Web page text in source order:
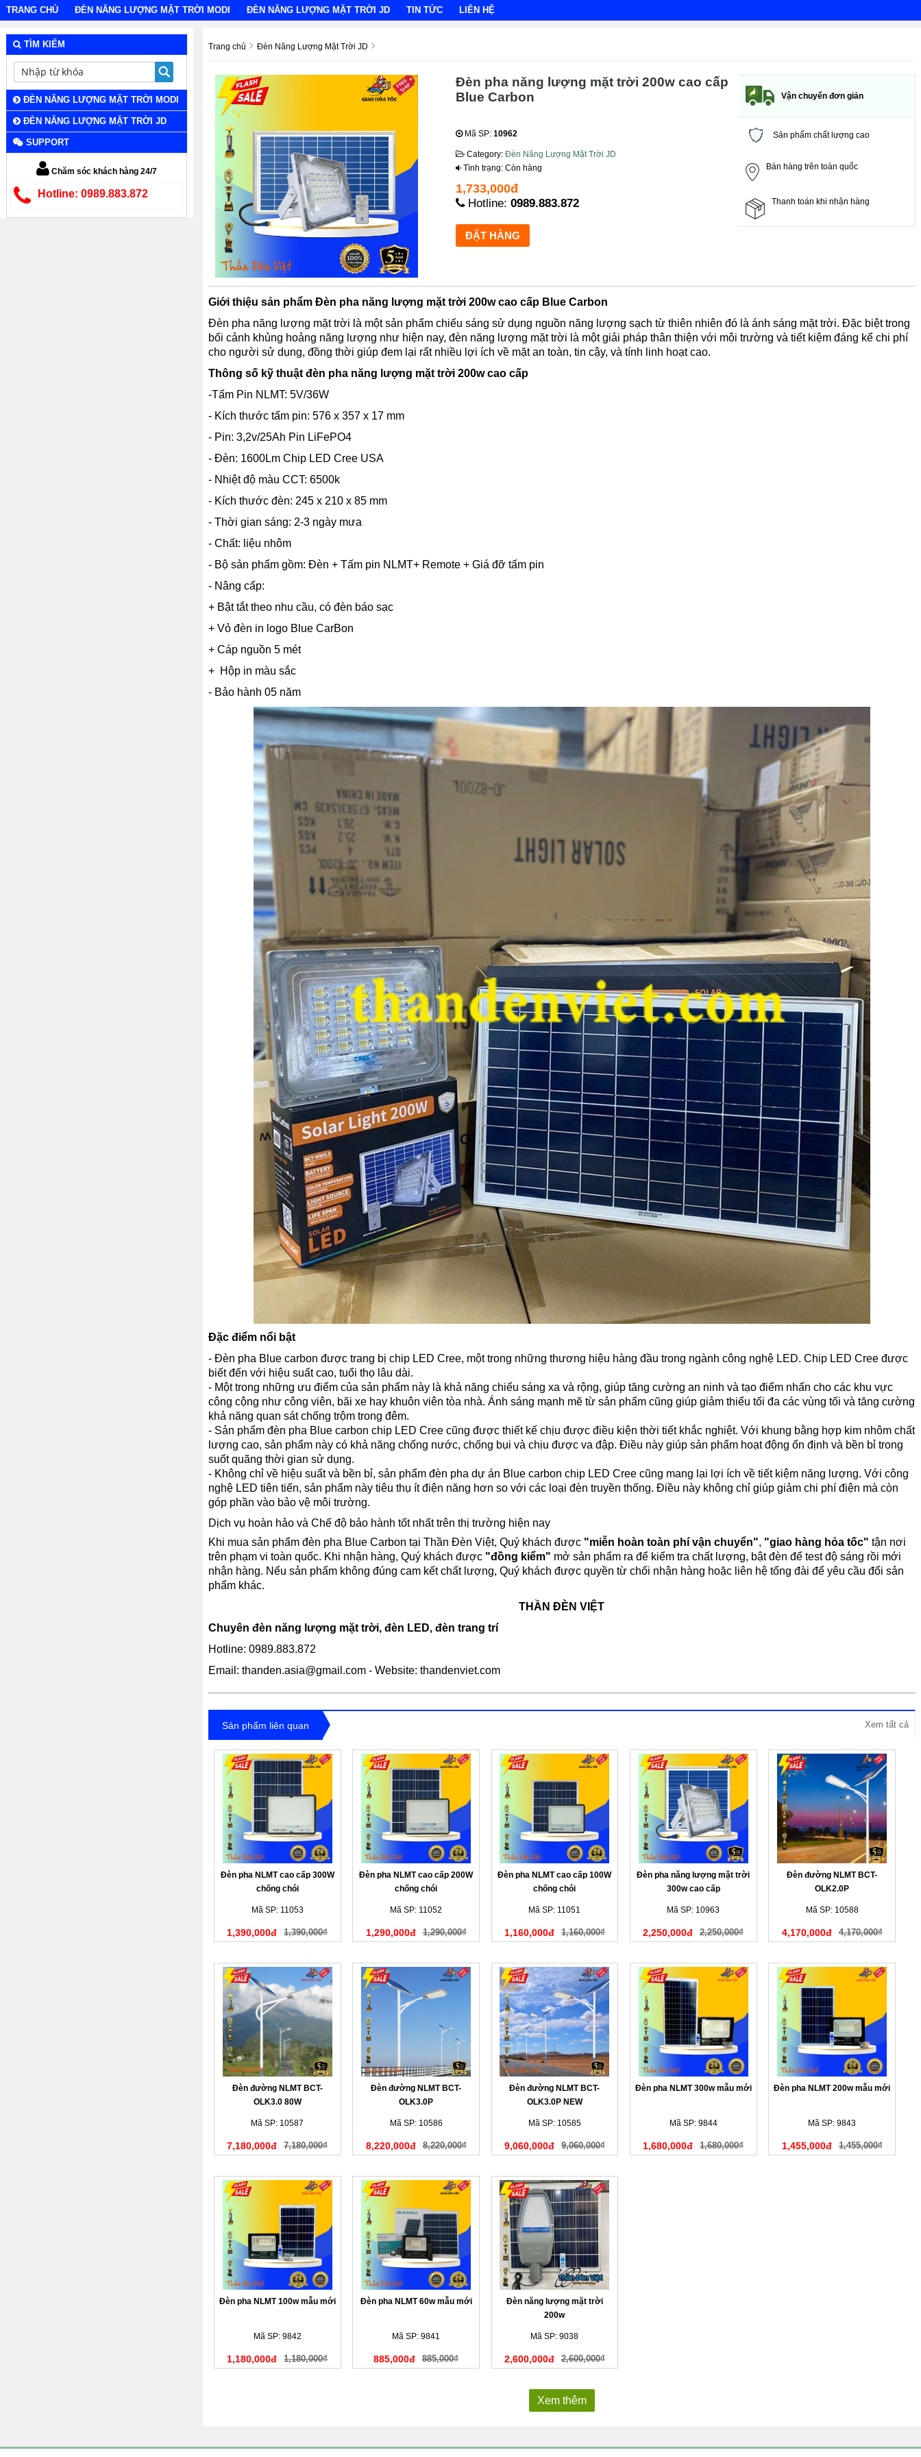
TRANG CHỦ ĐÈN NĂNG LƯỢNG MẶT TRỜI MODI ĐÈN NĂNG LƯỢNG MẶT TRỜI JD TIN TỨC LIÊN HỆ
Trang chủ Đèn Năng Lượng Mặt Trời JD
Đèn pha năng lượng mặt trời 200w cao cấp
Blue Carbon
Mã SP: 10962
Category: Đèn Năng Lượng Mặt Trời JD
Tình trạng: Còn hàng
1,733,000đ
Hotline: 0989.883.872
Vận chuyển đơn giản
Sản phẩm chất lượng cao
Bán hàng trên toàn quốc
Thanh toán khi nhận hàng
Giới thiệu sản phẩm Đèn pha năng lượng mặt trời 200w cao cấp Blue Carbon
Đèn pha năng lượng mặt trời là một sản phẩm chiếu sáng sử dụng nguồn năng lượng sạch từ thiên nhiên đó là ánh sáng mặt trời. Đặc biệt trong
bối cảnh khủng hoảng năng lượng như hiện nay, đèn năng lượng mặt trời là một giải pháp thân thiện với môi trường và tiết kiệm đáng kể chi phí
cho người sử dụng, đồng thời giúp đem lại rất nhiều lợi ích về mặt an toàn, tin cậy, và tính linh hoạt cao.
Thông số kỹ thuật đèn pha năng lượng mặt trời 200w cao cấp
-Tấm Pin NLMT: 5V/36W
- Kích thước tấm pin: 576 x 357 x 17 mm
- Pin: 3,2v/25Ah Pin LiFePO4
- Đèn: 1600Lm Chip LED Cree USA
- Nhiệt độ màu CCT: 6500k
- Kích thước đèn: 245 x 210 x 85 mm
- Thời gian sáng: 2-3 ngày mưa
- Chất: liệu nhôm
- Bộ sản phẩm gồm: Đèn + Tấm pin NLMT+ Remote + Giá đỡ tấm pin
- Nâng cấp:
+ Bật tắt theo nhu cầu, có đèn báo sạc
+ Vỏ đèn in logo Blue CarBon
+ Cáp nguồn 5 mét
+ Hộp in màu sắc
- Bảo hành 05 năm
Đặc điểm nổi bật
- Đèn pha Blue carbon được trang bị chip LED Cree, một trong những thương hiệu hàng đầu trong ngành công nghệ LED. Chip LED Cree được
biết đến với hiệu suất cao, tuổi thọ lâu dài.
- Một trong những ưu điểm của sản phẩm này là khả năng chiếu sáng xa và rộng, giúp tăng cường an ninh và tạo điểm nhấn cho các khu vực
công cộng như công viên, bãi xe hay khuôn viên tòa nhà. Ánh sáng mạnh mẽ từ sản phẩm cũng giúp giảm thiểu tối đa các vùng tối và tăng cường
khả năng quan sát chống trộm trong đêm.
- Sản phẩm đèn pha Blue carbon chip LED Cree cũng được thiết kế chịu được điều kiện thời tiết khắc nghiệt. Với khung bằng hợp kim nhôm chất
lượng cao, sản phẩm này có khả năng chống nước, chống bụi và chịu được va đập. Điều này giúp sản phẩm hoạt động ổn định và bền bỉ trong
suốt quãng thời gian sử dụng.
- Không chỉ về hiệu suất và bền bỉ, sản phẩm đèn pha dự án Blue carbon chip LED Cree cũng mang lại lợi ích về tiết kiệm năng lượng. Với công
nghệ LED tiên tiến, sản phẩm này tiêu thụ ít điện năng hơn so với các loại đèn truyền thống. Điều này không chỉ giúp giảm chi phí điện mà còn
góp phần vào bảo vệ môi trường.
Dịch vụ hoàn hảo và Chế độ bảo hành tốt nhất trên thị trường hiện nay
Khi mua sản phẩm đèn pha Blue Carbon tại Thần Đèn Việt, Quý khách được "miễn hoàn toàn phí vận chuyển", "giao hàng hỏa tốc" tận nơi
trên phạm vi toàn quốc. Khi nhận hàng, Quý khách được "đồng kiểm" mở sản phẩm ra để kiểm tra chất lượng, bật đèn để test độ sáng rồi mới
nhận hàng. Nếu sản phẩm không đúng cam kết chất lượng, Quý khách được quyền từ chối nhận hàng hoặc liên hệ tổng đài để yêu cầu đổi sản
phẩm khác.
THẦN ĐÈN VIỆT
Chuyên đèn năng lượng mặt trời, đèn LED, đèn trang trí
Hotline: 0989.883.872
Email: thanden.asia@gmail.com- Website: thandenviet.com
Sản phẩm liên quan Xem tất cả
Đèn pha NLMT cao cấp 300W
chống chói
Mã SP: 11053
1,390,000đ 1,390,000₫
Đèn pha NLMT cao cấp 200W
chống chói
Mã SP: 11052
1,290,000đ 1,290,000₫
Đèn pha NLMT cao cấp 100W
chống chói
Mã SP: 11051
1,160,000đ 1,160,000₫
Đèn pha năng lượng mặt trời
300w cao cấp
Mã SP: 10963
2,250,000đ 2,250,000₫
Đèn đường NLMT BCT-
OLK2.0P
Mã SP: 10588
4,170,000đ 4,170,000₫
Đèn đường NLMT BCT-
OLK3.0 80W
Mã SP: 10587
7,180,000đ 7,180,000₫
Đèn đường NLMT BCT-
OLK3.0P
Mã SP: 10586
8,220,000đ 8,220,000₫
Đèn đường NLMT BCT-
OLK3.0P NEW
Mã SP: 10585
9,060,000đ 9,060,000₫
Đèn pha NLMT 300w mẫu mới
Mã SP: 9844
1,680,000đ 1,680,000₫
Đèn pha NLMT 200w mẫu mới
Mã SP: 9843
1,455,000đ 1,455,000₫
Đèn pha NLMT 100w mẫu mới
Mã SP: 9842
1,180,000đ 1,180,000₫
Đèn pha NLMT 60w mẫu mới
Mã SP: 9841
885,000đ 885,000₫
Đèn năng lượng mặt trời
200w
Mã SP: 9038
2,600,000đ 2,600,000₫
Xem thêm
TÌM KIẾM
ĐÈN NĂNG LƯỢNG MẶT TRỜI MODI
ĐÈN NĂNG LƯỢNG MẶT TRỜI JD
SUPPORT
Chăm sóc khách hàng 24/7
Hotline: 0989.883.872